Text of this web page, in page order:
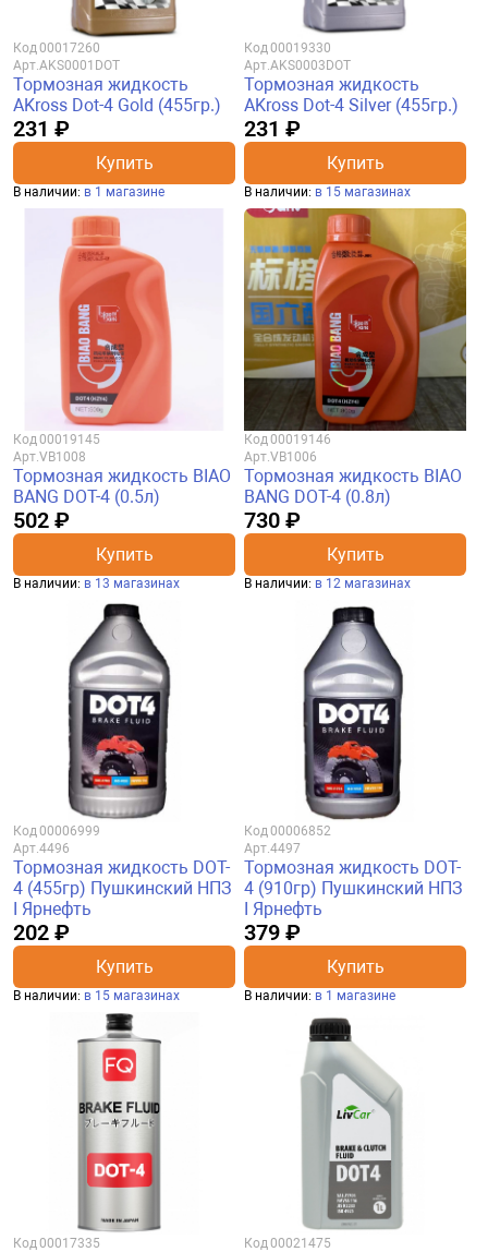
Код00017260
Арт.AKS0001DOT
Тормозная жидкость
AKross Dot-4 Gold (455гр.)
231 ₽
Купить
В наличии: в 1 магазине
Код00019330
Арт.AKS0003DOT
Тормозная жидкость
AKross Dot-4 Silver (455гр.)
231 ₽
Купить
В наличии: в 15 магазинах
Код00019145
Арт.VB1008
Тормозная жидкость BIAO
BANG DOT-4 (0.5л)
502 ₽
Купить
В наличии: в 13 магазинах
Код00019146
Арт.VB1006
Тормозная жидкость BIAO
BANG DOT-4 (0.8л)
730 ₽
Купить
В наличии: в 12 магазинах
Код00006999
Арт.4496
Тормозная жидкость DOT-
4 (455гр) Пушкинский НПЗ
I Ярнефть
202 ₽
Купить
В наличии: в 15 магазинах
Код00006852
Арт.4497
Тормозная жидкость DOT-
4 (910гр) Пушкинский НПЗ
I Ярнефть
379 ₽
Купить
В наличии: в 1 магазине
Код00017335
Код00021475